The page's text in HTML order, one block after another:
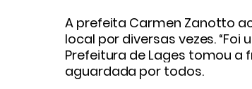
A prefeita Carmen Zanotto
local por diversas vezes.
Prefeitura de Lages tomou a
aguardada por todos.